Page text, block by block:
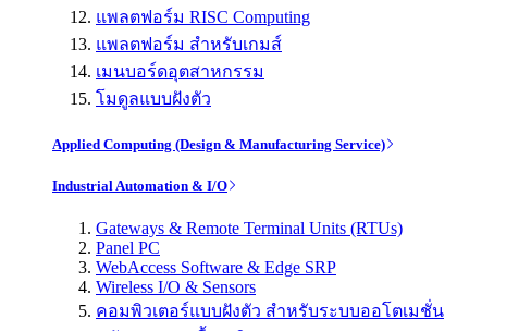
แพลตฟอร์ม RISC Computing
แพลตฟอร์ม สำหรับเกมส์
เมนบอร์ดอุตสาหกรรม
โมดูลแบบฝังตัว
Applied Computing (Design & Manufacturing Service)
Industrial Automation & I/O
Gateways & Remote Terminal Units (RTUs)
Panel PC
WebAccess Software & Edge SRP
Wireless I/O & Sensors
คอมพิวเตอร์แบบฝังตัว สำหรับระบบออโตเมชั่น